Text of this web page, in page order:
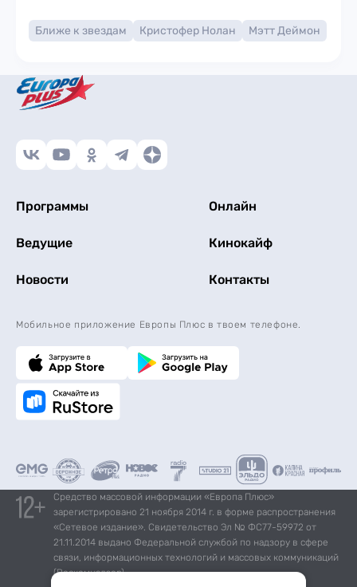
Ближе к звездам Кристофер Нолан Мэтт Деймон
Программы Онлайн
Ведущие Кинокайф
Новости Контакты
Мобильное приложение Европы Плюс в твоем телефоне.
Средство массовой информации «Европа Плюс»
зарегистрировано 21 ноября 2014 г. в форме распространения
«Сетевое издание». Свидетельство Эл № ФС77-59972 от
21.11.2014 выдано Федеральной службой по надзору в сфере
связи, информационных технологий и массовых коммуникаций
(Роскомнадзор).